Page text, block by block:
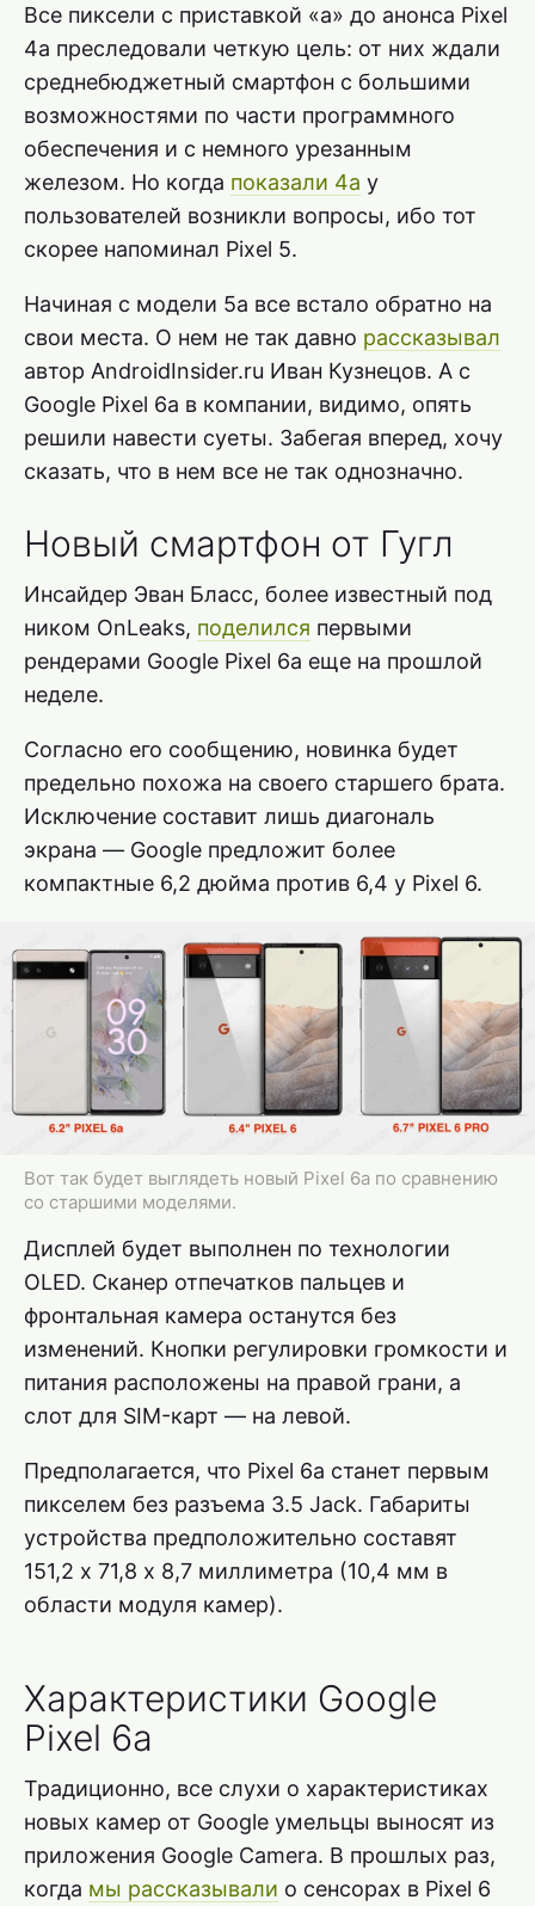
Все пиксели с приставкой «a» до анонса Pixel
4a преследовали четкую цель: от них ждали
среднебюджетный смартфон с большими
возможностями по части программного
обеспечения и с немного урезанным
железом. Но когда показали 4a у
пользователей возникли вопросы, ибо тот
скорее напоминал Pixel 5.
Начиная с модели 5a все встало обратно на
свои места. О нем не так давно рассказывал
автор AndroidInsider.ru Иван Кузнецов. А с
Google Pixel 6a в компании, видимо, опять
решили навести суеты. Забегая вперед, хочу
сказать, что в нем все не так однозначно.
Новый смартфон от Гугл
Инсайдер Эван Бласс, более известный под
ником OnLeaks, поделился первыми
рендерами Google Pixel 6a еще на прошлой
неделе.
Согласно его сообщению, новинка будет
предельно похожа на своего старшего брата.
Исключение составит лишь диагональ
экрана — Google предложит более
компактные 6,2 дюйма против 6,4 у Pixel 6.
Вот так будет выглядеть новый Pixel 6a по сравнению
со старшими моделями.
Дисплей будет выполнен по технологии
OLED. Сканер отпечатков пальцев и
фронтальная камера останутся без
изменений. Кнопки регулировки громкости и
питания расположены на правой грани, а
слот для SIM-карт — на левой.
Предполагается, что Pixel 6a станет первым
пикселем без разъема 3.5 Jack. Габариты
устройства предположительно составят
151,2 х 71,8 х 8,7 миллиметра (10,4 мм в
области модуля камер).
Характеристики Google
Pixel 6a
Традиционно, все слухи о характеристиках
новых камер от Google умельцы выносят из
приложения Google Camera. В прошлых раз,
когда мы рассказывали о сенсорах в Pixel 6